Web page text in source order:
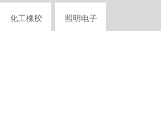
化工橡胶 照明电子